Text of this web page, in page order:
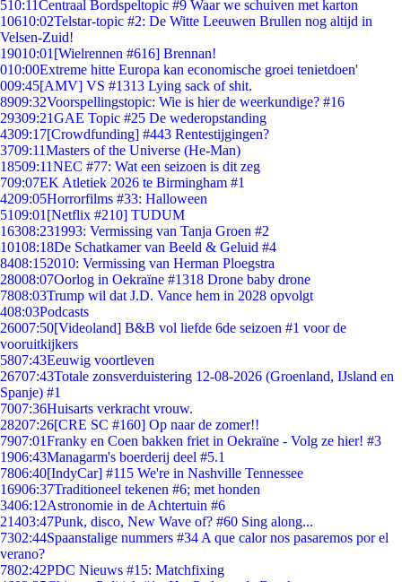
510:11Centraal Bordspeltopic #9 Waar we schuiven met karton
10610:02Telstar-topic #2: De Witte Leeuwen Brullen nog altijd in
Velsen-Zuid!
19010:01 [Wielrennen #616] Brennan!
010:00Extreme hitte Europa kan economische groei tenietdoen'
009:45[AMV] VS #1313 Lying sack of shit.
8909:32Voorspellingstopic: Wie is hier de weerkundige? #16
29309:21GAE Topic #25 De wederopstanding
4309:17[Crowdfunding] #443 Rentestijgingen?
3709:11Masters of the Universe (He-Man)
18509:11NEC #77: Wat een seizoen is dit zeg
709:07EK Atletiek 2026 te Birmingham #1
4209:05Horrorfilms #33: Halloween
5109:01 [Netflix #210] TUDUM
16308:231993: Vermissing van Tanja Groen #2
10108:18De Schatkamer van Beeld & Geluid #4
8408:152010: Vermissing van Herman Ploegstra
28008:07Oorlog in Oekraïne #1318 Drone baby drone
7808:03Trump wil dat J.D. Vance hem in 2028 opvolgt
408:03Podcasts
26007:50[Videoland] B&B vol liefde 6de seizoen #1 voor de
vooruitkijkers
5807:43Eeuwig voortleven
26707:43Totale zonsverduistering 12-08-2026 (Groenland, IJsland en
Spanje) #1
7007:36Huisarts verkracht vrouw.
28207:26[CRE SC #160] Op naar de zomer!!
7907:01Franky en Coen bakken friet in Oekraïne - Volg ze hier! #3
1906:43Managarm's boerderij deel #5.1
7806:40[IndyCar] #115 We're in Nashville Tennessee
16906:37Traditioneel tekenen #6; met honden
3406:12Astronomie in de Achtertuin #6
21403:47Punk, disco, New Wave of? #60 Sing along...
7302:44Spaanstalige nummers #34 A que calor nos pasaremos por el
verano?
7802:42PDC Nieuws #15: Matchfixing